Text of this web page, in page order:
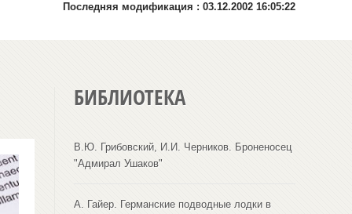
Последняя модификация : 03.12.2002 16:05:22
БИБЛИОТЕКА
В.Ю. Грибовский, И.И. Черников. Броненосец
"Адмирал Ушаков"
А. Гайер. Германские подводные лодки в